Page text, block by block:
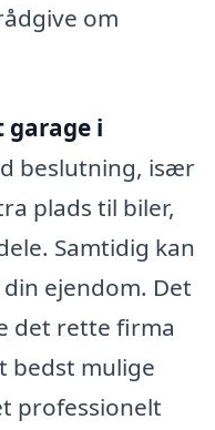
om
garage i
beslutning, især
plads til biler,
Samtidig kan
ejendom. Det
det rette firma
bedst mulige
professionelt